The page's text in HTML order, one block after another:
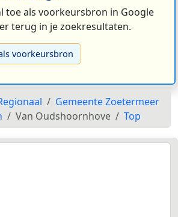
toe als voorkeursbron in Google
terug in je zoekresultaten.
voorkeursbron
Gemeente Zoetermeer
Van Oudshoornhove Top